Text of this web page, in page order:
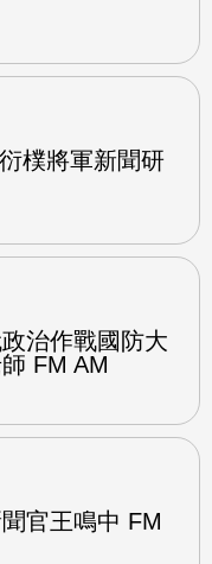
樸將軍新聞研
治作戰國防大
FM AM
官王鳴中 FM